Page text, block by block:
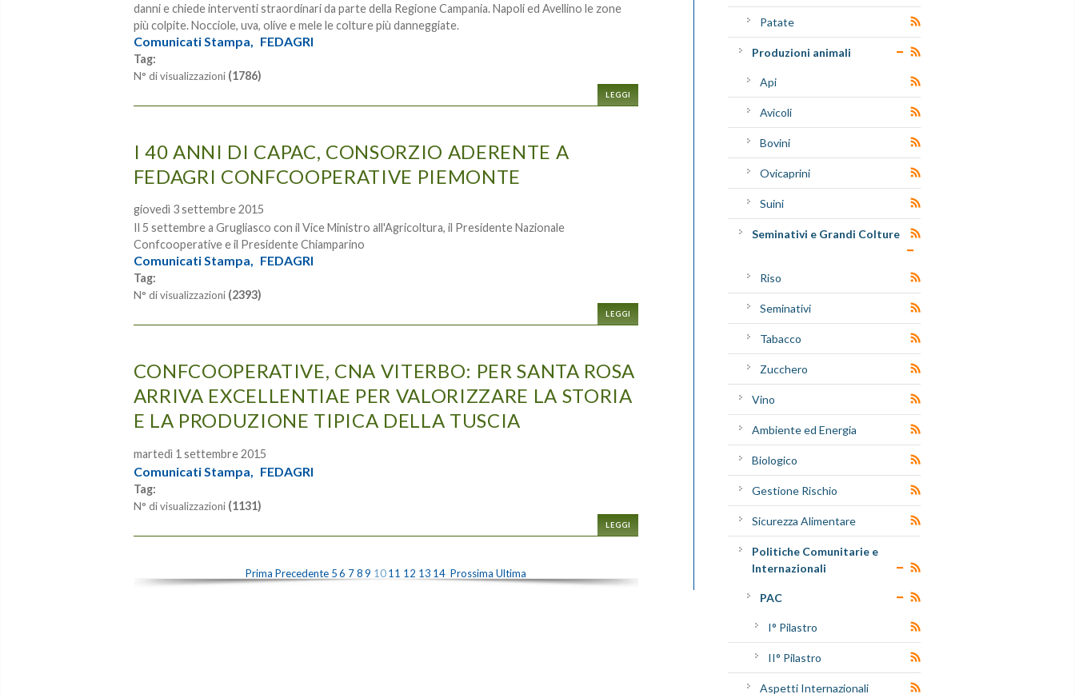
danni e chiede interventi straordinari da parte della Regione Campania. Napoli ed Avellino le zone
più colpite. Nocciole, uva, olive e mele le colture più danneggiate.
Comunicati Stampa, FEDAGRI
Tag:
N° di visualizzazioni (1786)
LEGGI
I 40 ANNI DI CAPAC, CONSORZIO ADERENTE A
FEDAGRI CONFCOOPERATIVE PIEMONTE
giovedì 3 settembre 2015
Il 5 settembre a Grugliasco con il Vice Ministro all'Agricoltura, il Presidente Nazionale
Confcooperative e il Presidente Chiamparino
Comunicati Stampa, FEDAGRI
Tag:
N° di visualizzazioni (2393)
LEGGI
CONFCOOPERATIVE, CNA VITERBO: PER SANTA ROSA
ARRIVA EXCELLENTIAE PER VALORIZZARE LA STORIA
E LA PRODUZIONE TIPICA DELLA TUSCIA
martedì 1 settembre 2015
Comunicati Stampa, FEDAGRI
Tag:
N° di visualizzazioni (1131)
LEGGI
Prima Precedente 5 6 78 9 1011 12 13 14 Prossima Ultima
Patate
Produzioni animali
Api
Avicoli
Bovini
Ovicaprini
Suini
Seminativi e Grandi Colture
Riso
Seminativi
Tabacco
Zucchero
Vino
Ambiente ed Energia
Biologico
Gestione Rischio
Sicurezza Alimentare
Politiche Comunitarie e
Internazionali
PAC
I° Pilastro
II° Pilastro
Aspetti Internazionali